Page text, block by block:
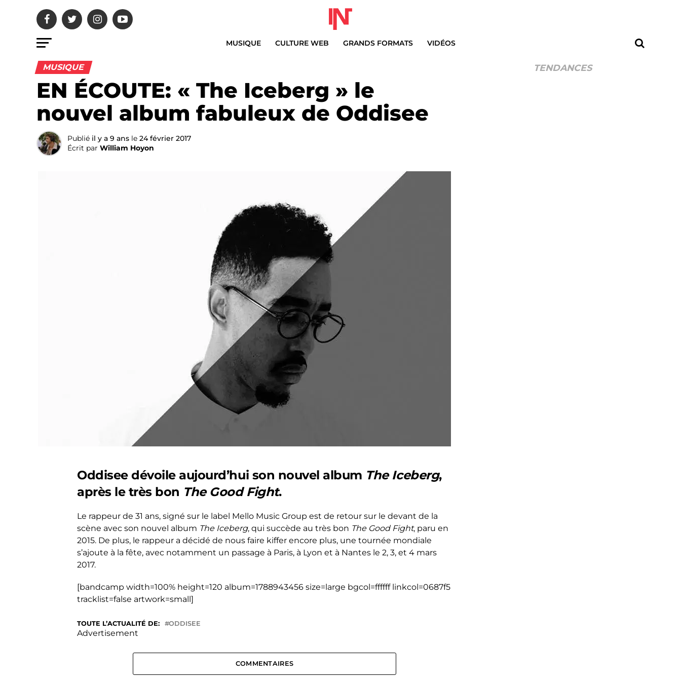
MUSIQUE CULTURE WEB GRANDS FORMATS VIDÉOS
MUSIQUE
EN ÉCOUTE: « The Iceberg » le
nouvel album fabuleux de Oddisee
Publié il y a 9 ans le 24 février 2017
Écrit par William Hoyon
Oddisee dévoile aujourd’hui son nouvel album The Iceberg,
après le très bon The Good Fight.
Le rappeur de 31 ans, signé sur le label Mello Music Group est de retour sur le devant de la
scène avec son nouvel album The Iceberg, qui succède au très bon The Good Fight, paru en
2015. De plus, le rappeur a décidé de nous faire kiffer encore plus, une tournée mondiale
s’ajoute à la fête, avec notamment un passage à Paris, à Lyon et à Nantes le 2, 3, et 4 mars
2017.
[bandcamp width=100% height=120 album=1788943456 size=large bgcol=ffffff linkcol=0687f5
tracklist=false artwork=small]
TOUTE L’ACTUALITÉ DE: ODDISEE
Advertisement
COMMENTAIRES
TENDANCES